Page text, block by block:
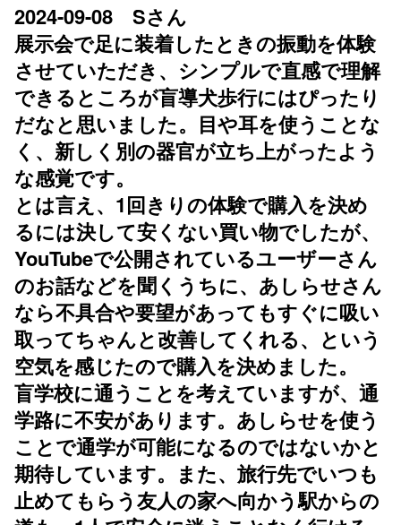
2024-09-08 Sさん
展示会で足に装着したときの振動を体験
させていただき、シンプルで直感で理解
できるところが盲導犬歩行にはぴったり
だなと思いました。目や耳を使うことな
く、新しく別の器官が立ち上がったよう
な感覚です。
とは言え、1回きりの体験で購入を決め
るには決して安くない買い物でしたが、
YouTubeで公開されているユーザーさん
のお話などを聞くうちに、あしらせさん
なら不具合や要望があってもすぐに吸い
取ってちゃんと改善してくれる、という
空気を感じたので購入を決めました。
盲学校に通うことを考えていますが、通
学路に不安があります。あしらせを使う
ことで通学が可能になるのではないかと
期待しています。また、旅行先でいつも
止めてもらう友人の家へ向かう駅からの